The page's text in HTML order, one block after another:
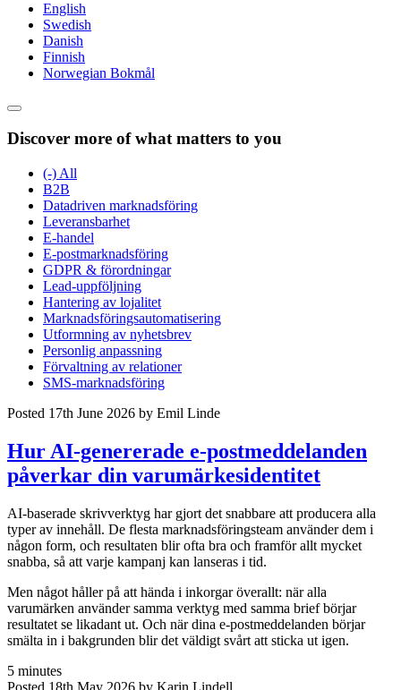
English
Swedish
Danish
Finnish
Norwegian Bokmål
Discover more of what matters to you
(-) All
B2B
Datadriven marknadsföring
Leveransbarhet
E-handel
E-postmarknadsföring
GDPR & förordningar
Lead-uppföljning
Hantering av lojalitet
Marknadsföringsautomatisering
Utformning av nyhetsbrev
Personlig anpassning
Förvaltning av relationer
SMS-marknadsföring
Posted 17th June 2026 by Emil Linde
Hur AI-genererade e-postmeddelanden
påverkar din varumärkesidentitet
AI-baserade skrivverktyg har gjort det snabbare att producera alla
typer av innehåll. De flesta marknadsföringsteam använder dem i
någon form, och resultaten blir ofta bra och framför allt mycket
snabba, så att varje kampanj kan lanseras i tid.
Men något håller på att hända i inkorgar överallt: när alla
varumärken använder samma verktyg med samma brief börjar
resultatet se likadant ut. Och när dina e-postmeddelanden börjar
smälta in i bakgrunden blir det väldigt svårt att sticka ut igen.
5 minutes
Posted 18th May 2026 by Karin Lindell